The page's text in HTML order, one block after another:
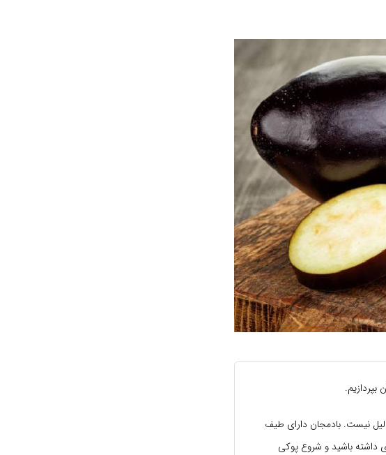
نیست. بادمجان دارای طیف
داشته باشید و شروع پوکی